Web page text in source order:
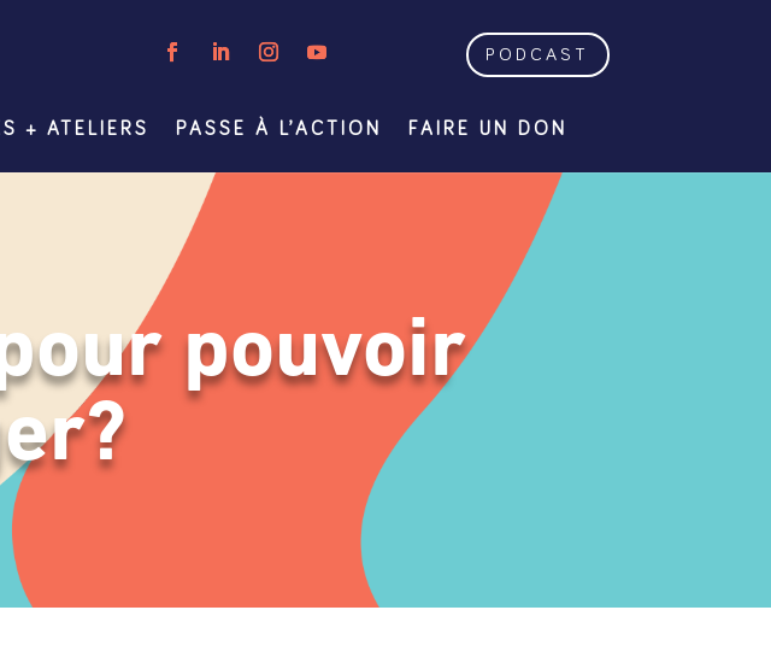
PODCAST
+ ATELIERS PASSE À L’ACTION FAIRE UN DON
pouvoir